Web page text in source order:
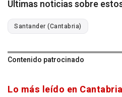
Últimas noticias sobre
Santander (Cantabria)
Contenido patrocinado
Lo más leído en Cantabria